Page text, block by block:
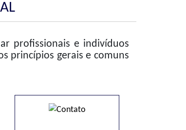
profissionais e indivíduos
princípios gerais e comuns